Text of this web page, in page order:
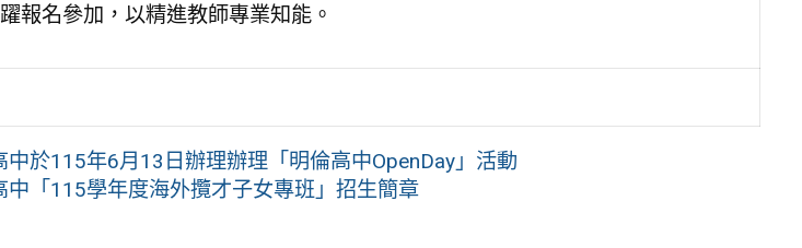
報名參加，以精進教師專業知能。
中於115年6月13日辦理辦理「明倫高中OpenDay」活動
中「115學年度海外攬才子女專班」招生簡章